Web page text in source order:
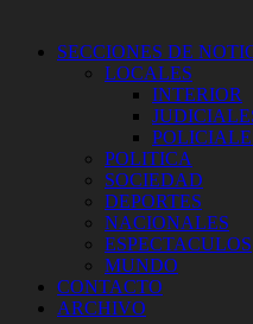
SECCIONES DE
LOCALES
INTERIOR
POLITICA
SOCIEDAD
DEPORTES
NACIONALES
ESPECTACULOS
MUNDO
CONTACTO
ARCHIVO